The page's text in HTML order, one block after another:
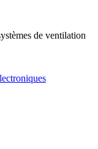
de ventilation